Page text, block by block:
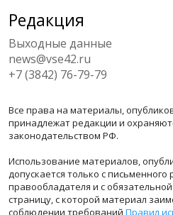
Редакция
Выходные данные
news@vse42.ru
+7 (3842) 76-79-79
Все права на материалы,
принадлежат редакции и
законодательством РФ.
Использование материалов,
допускается только с
правообладателя и с
страницу, с которой материал
соблюдении требований Правил